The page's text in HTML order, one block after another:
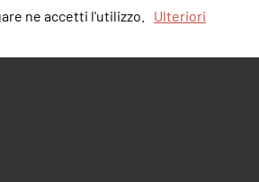
ne accetti l'utilizzo.
Ulteriori